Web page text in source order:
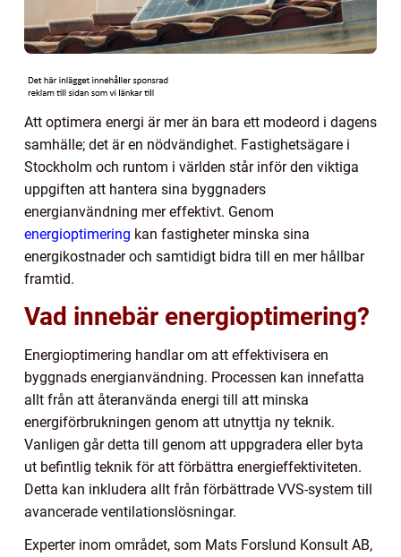
Att optimera energi är mer än bara ett modeord i dagens
samhälle; det är en nödvändighet. Fastighetsägare i
Stockholm och runtom i världen står inför den viktiga
uppgiften att hantera sina byggnaders
energianvändning mer effektivt. Genom
energioptimering kan fastigheter minska sina
energikostnader och samtidigt bidra till en mer hållbar
framtid.
Vad innebär energioptimering?
Energioptimering handlar om att effektivisera en
byggnads energianvändning. Processen kan innefatta
allt från att återanvända energi till att minska
energiförbrukningen genom att utnyttja ny teknik.
Vanligen går detta till genom att uppgradera eller byta
ut befintlig teknik för att förbättra energieffektiviteten.
Detta kan inkludera allt från förbättrade VVS-system till
avancerade ventilationslösningar.
Experter inom området, som Mats Forslund Konsult AB,